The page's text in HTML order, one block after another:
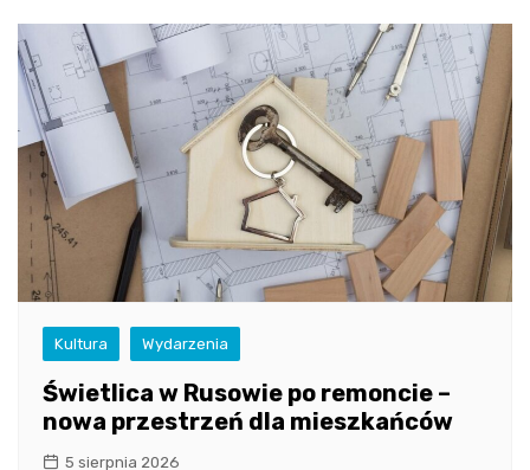
Kultura Wydarzenia
Świetlica w Rusowie po remoncie –
nowa przestrzeń dla mieszkańców
5 sierpnia 2026